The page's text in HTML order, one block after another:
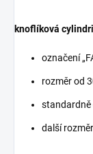
knoflíková
označení
rozměr od
standardně
další